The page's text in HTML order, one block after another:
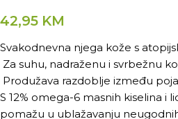
42,95 KM
Svakodnevna njega kože s
Za suhu, nadraženu i svrbežnu
Produžava razdoblje između
S 12% omega-6 masnih kiselina i
pomažu u ublažavanju